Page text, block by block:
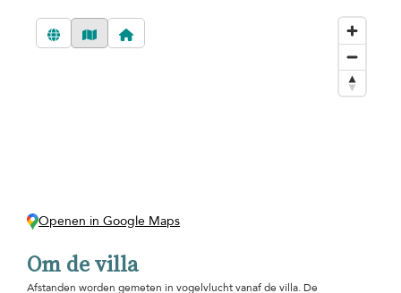
Openen in Google Maps
Om de villa
Afstanden worden gemeten in vogelvlucht vanaf de villa. De